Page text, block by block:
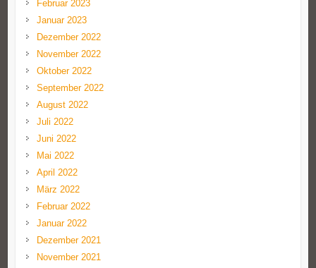
Februar 2023
Januar 2023
Dezember 2022
November 2022
Oktober 2022
September 2022
August 2022
Juli 2022
Juni 2022
Mai 2022
April 2022
März 2022
Februar 2022
Januar 2022
Dezember 2021
November 2021